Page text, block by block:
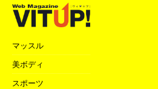
マッスル
美ボディ
スポーツ